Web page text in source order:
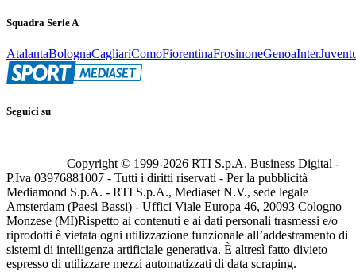
Squadra Serie A
AtalantaBolognaCagliariComoFiorentinaFrosinoneGenoaInter
Seguici su
Copyright © 1999-2026 RTI S.p.A. Business Digital -
P.Iva 03976881007 - Tutti i diritti riservati - Per la pubblicità
Mediamond S.p.A. - RTI S.p.A., Mediaset N.V., sede legale
Amsterdam (Paesi Bassi) - Uffici Viale Europa 46, 20093 Cologno
Monzese (MI)Rispetto ai contenuti e ai dati personali trasmessi e/o
riprodotti è vietata ogni utilizzazione funzionale all’addestramento di
sistemi di intelligenza artificiale generativa. È altresì fatto divieto
espresso di utilizzare mezzi automatizzati di data scraping.